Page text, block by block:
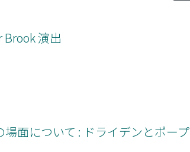
演出
面について : ドライデンとポープ